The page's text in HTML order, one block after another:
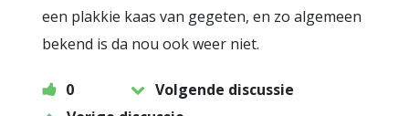
een plakkie kaas van gegeten, en zo algemeen
bekend is da nou ook weer niet.
0
Volgende discussie